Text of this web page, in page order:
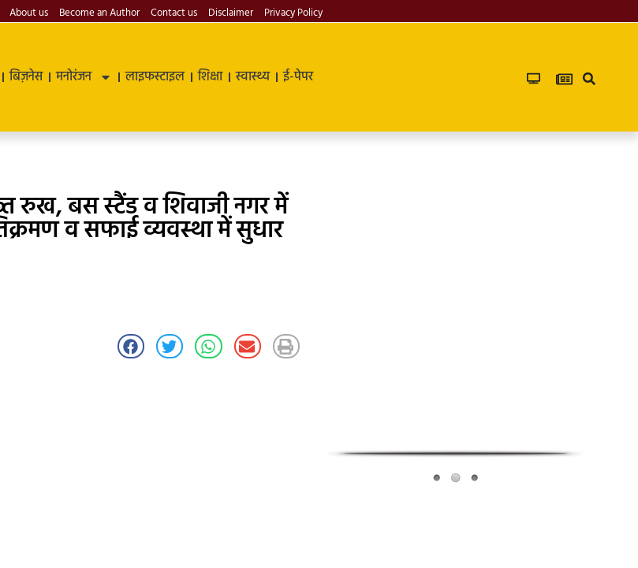
About us Become an Author Contact us Disclaimer Privacy Policy
बिज़नेस मनोरंजन लाइफस्टाइल शिक्षा स्वास्थ्य ई-पेपर
रुख, बस स्टैंड व शिवाजी नगर में
व सफाई व्यवस्था में सुधार